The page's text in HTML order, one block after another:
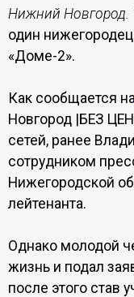
Нижний Новгород.
один
«Доме-2».
Как сообщается
Новгород |БЕЗ
сетей, ранее
сотрудником
Нижегородской
лейтенанта.
Однако молодой
жизнь и подал
после этого став